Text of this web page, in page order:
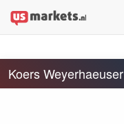
Koers Weyerhaeuser